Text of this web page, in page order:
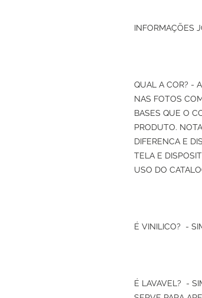
INFORMAÇÕES
QUAL A COR? -
NAS FOTOS
BASES QUE O
PRODUTO.
DIFERENCA E
TELA E
USO DO
É VINILICO? -
É LAVAVEL? -